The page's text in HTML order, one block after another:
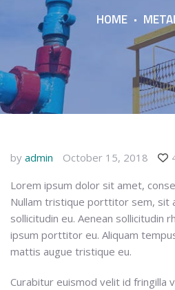
HOME
by admin October 15, 2018
Lorem ipsum dolor sit amet,
Nullam tristique porttitor sem, sit
sollicitudin eu. Aenean sollicitudin
ipsum porttitor eu. Aliquam
mattis augue tristique eu.
Curabitur euismod velit id fringilla